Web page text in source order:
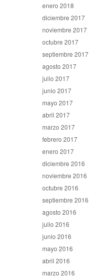
enero 2018
diciembre 2017
noviembre 2017
octubre 2017
septiembre 2017
agosto 2017
julio 2017
junio 2017
mayo 2017
abril 2017
marzo 2017
febrero 2017
enero 2017
diciembre 2016
noviembre 2016
octubre 2016
septiembre 2016
agosto 2016
julio 2016
junio 2016
mayo 2016
abril 2016
marzo 2016